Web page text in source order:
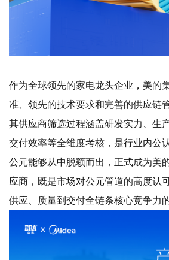
作为全球领先的家电龙头企业，美的
准、领先的技术要求和完善的供应链
其供应商筛选过程涵盖研发实力、生
交付效率等全维度考核，是行业内公认
公元能够从中脱颖而出，正式成为美
应商，既是市场对公元管道的高度认
供应、质量到交付全链条核心竞争力